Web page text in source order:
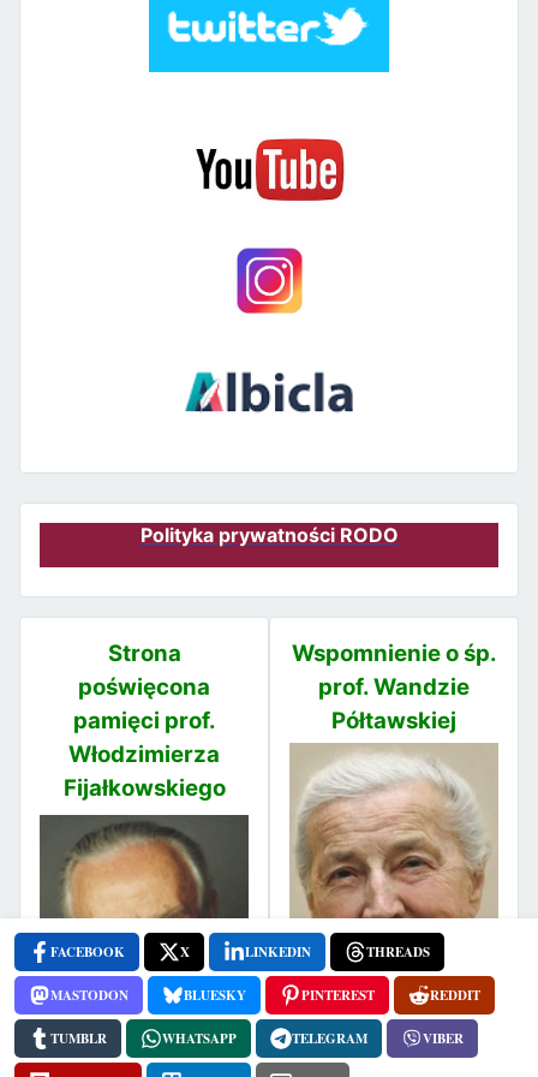
FACEBOOK X LINKEDIN THREADS
MASTODON BLUESKY PINTEREST REDDIT
TUMBLR WHATSAPP TELEGRAM VIBER
Polityka prywatności RODO
Strona
poświęcona
pamięci prof.
Włodzimierza
Fijałkowskiego
Wspomnienie o śp.
prof. Wandzie
Półtawskiej